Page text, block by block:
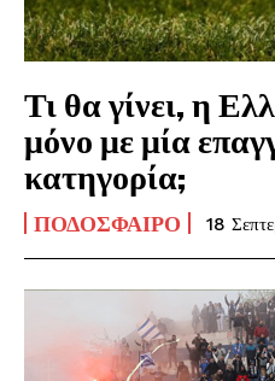
Τι θα γίνει, η
μόνο με μία
κατηγορία;
ΠΟΔΌΣΦΑΙΡΟ 18